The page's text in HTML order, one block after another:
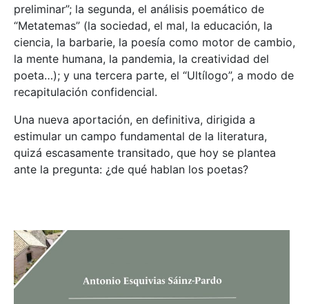
preliminar”; la segunda, el análisis poemático de
“Metatemas” (la sociedad, el mal, la educación, la
ciencia, la barbarie, la poesía como motor de cambio,
la mente humana, la pandemia, la creatividad del
poeta…); y una tercera parte, el “Ultílogo”, a modo de
recapitulación confidencial.
Una nueva aportación, en definitiva, dirigida a
estimular un campo fundamental de la literatura,
quizá escasamente transitado, que hoy se plantea
ante la pregunta: ¿de qué hablan los poetas?